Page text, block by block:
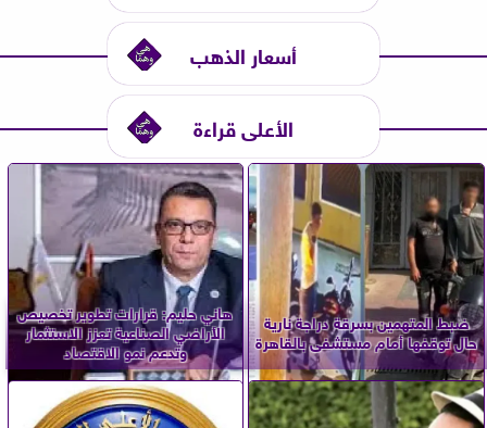
أسعار الذهب
الأعلى قراءة
ضبط المتهمين بسرقة دراجة نارية
حال توقفها أمام مستشفى بالقاهرة
هاني حليم: قرارات تطوير تخصيص
الأراضي الصناعية تعزز الاستثمار
وتدعم نمو الاقتصاد